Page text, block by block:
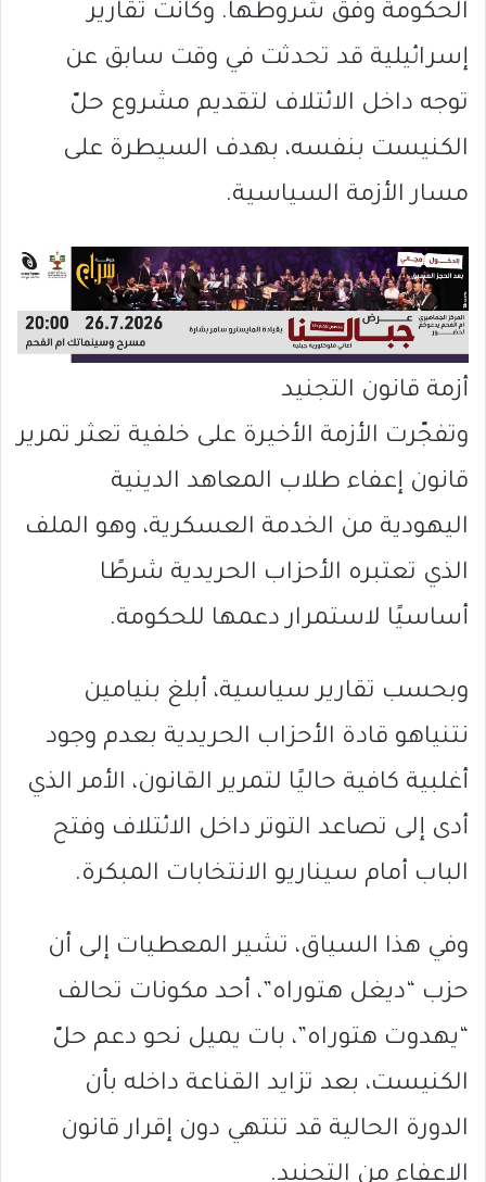
الحكومة وفق شروطها. وكانت تقارير
إسرائيلية قد تحدثت في وقت سابق عن
توجه داخل الائتلاف لتقديم مشروع حلّ
الكنيست بنفسه، بهدف السيطرة على
مسار الأزمة السياسية.
أزمة قانون التجنيد
وتفجّرت الأزمة الأخيرة على خلفية تعثر تمرير
قانون إعفاء طلاب المعاهد الدينية
اليهودية من الخدمة العسكرية، وهو الملف
الذي تعتبره الأحزاب الحريدية شرطًا
أساسيًا لاستمرار دعمها للحكومة.
وبحسب تقارير سياسية، أبلغ بنيامين
نتنياهو قادة الأحزاب الحريدية بعدم وجود
أغلبية كافية حاليًا لتمرير القانون، الأمر الذي
أدى إلى تصاعد التوتر داخل الائتلاف وفتح
الباب أمام سيناريو الانتخابات المبكرة.
وفي هذا السياق، تشير المعطيات إلى أن
حزب “ديغل هتوراه”، أحد مكونات تحالف
“يهدوت هتوراه”، بات يميل نحو دعم حلّ
الكنيست، بعد تزايد القناعة داخله بأن
الدورة الحالية قد تنتهي دون إقرار قانون
الإعفاء من التجنيد.